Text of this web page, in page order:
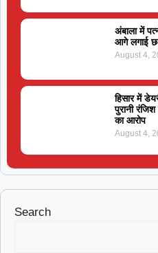
अंबाला में
आगे लगाई
August 4,
हिसार में
पुरानी
का आरोप
August 4,
Search